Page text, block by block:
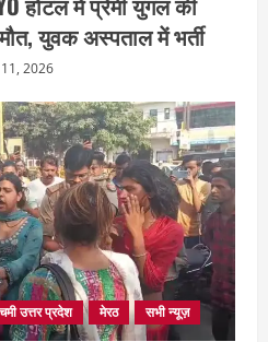
युवक अस्पताल में भर्ती
11, 2026
उत्तर प्रदेश मेरठ सभी न्यूज़